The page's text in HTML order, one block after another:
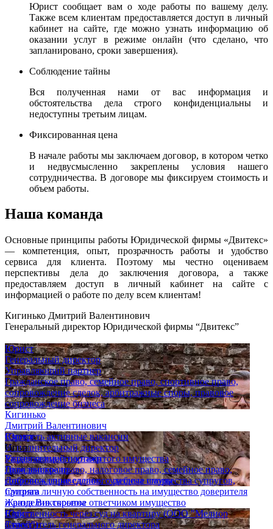
Юрист сообщает вам о ходе работы по вашему делу.
Также всем клиентам предоставляется доступ в личный
кабинет на сайте, где можно узнать информацию об
оказании услуг в режиме онлайн (что сделано, что
запланировано, сроки завершения).
Соблюдение тайны
Вся полученная нами от вас информация и
обстоятельства дела строго конфиденциальны и
недоступны третьим лицам.
Фиксированная цена
В начале работы мы заключаем договор, в котором четко
и недвусмысленно закреплены условия нашего
сотрудничества. В договоре мы фиксируем стоимость и
объем работы.
Наша команда
Основные принципы работы Юридической фирмы «Двитекс»
— компетенция, опыт, прозрачность работы и удобство
сервиса для клиента. Поэтому мы честно оцениваем
перспективы дела до заключения договора, а также
предоставляем доступ в личный кабинет на сайте с
информацией о работе по делу всем клиентам!
Кигинько Дмитрий Валентинович
Генеральный директор Юридической фирмы “Двитекс”
Юрист
Генеральный директор
Управляющий партнер
Гражданское право, семейное право, спортивное право,
сопровождение сделок, арбитражные споры, правовое
сопровождение бизнеса
Кигинько
Дмитрий Валентинович
Юрист
Исполнительный директор
Управляющий партнер
Гражданское право, налоговое право, семейное право,
сопровождение сделок, судебные споры
Супряга
Жанна Викторовна
Юрист
Заместитель генерального директора
Смотреть активные вакансии
Опыт
Раздел совместно нажитого имущества
Дело выиграно
Добились справедливого раздела имущества супругов,
признав личную собственность на имущество доверителя
и разделив скрытое ответчиком имущество
Собственность через суд на квартиру (ООО "Мелиор
Строй")